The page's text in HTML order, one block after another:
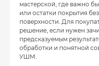
мастерской, где важно
или остатки покрытия
поверхности. Для
решение, если нужен
предсказуемым
обработки и понятной
УШМ.